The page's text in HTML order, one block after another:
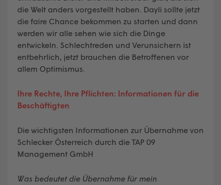
die Welt anders vorgestellt haben. Dayli sollte jetzt
die faire Chance bekommen zu starten und dann
werden wir alle sehen wie sich die Dinge
entwickeln. Schlechtreden und Verunsichern ist
entbehrlich, jetzt brauchen die Betroffenen vor
allem Optimismus.
Ihre Rechte, Ihre Pflichten: Informationen für die
Beschäftigten
Die wichtigsten Informationen zur Übernahme von
Schlecker Österreich durch die TAP 09
Management GmbH
Was bedeutet die Übernahme für mein